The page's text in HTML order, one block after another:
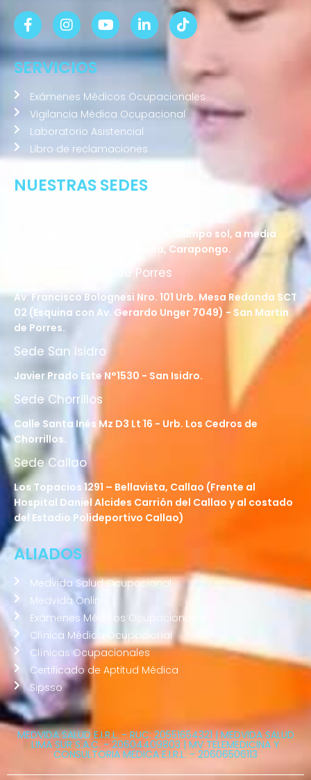
NUESTRAS SEDES
Av. 24 de Setiembre Mz. I Lt. 2A, Campo sol, a media
cuadra del Paradero Cabana, Carapongo.
Sede San Martín de Porres
Av. Francisco Bolognesi Nro. 101 Urb. Mesa Redonda SCT
02 (Esquina con Av. Gerardo Unger 7049) - San Martin
de Porres.
Sede San Isidro
Javier Prado Este N°1530 - San Isidro.
Sede Chorrillos
Calle Santa Inés Mz D3 Lt 16 - Urb. Los Cedros de
Chorrillos.
Sede Callao
Los Topacios 1291 – Bellavista, Callao (Frente al
Hospital Daniel Alcides Carrión del Callao y al costado
del Estadio Polideportivo Callao)
SERVICIOS
Exámenes Médicos Ocupacionales
Vigilancia Médica Ocupacional
Laboratorio Asistencial
Libro de reclamaciones
ALIADOS
Medvida Salud Ocupacional
Medvida Online
Exámenes Médicos Ocupacionales
Clínica Médica Ocupacional
Clínicas Ocupacionales
Certificado de Aptitud Médica
Sipsso
MEDVIDA SALUD E.I.R.L. - RUC: 20551654321 | MEDVIDA SALUD
LIMA SUR S.A.C. - 20604409803 | MV TELEMEDICINA Y
CONSULTORIA MEDICA E.I.R.L. - 20606506113